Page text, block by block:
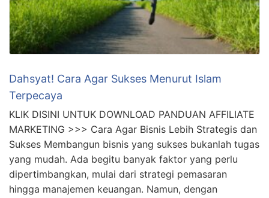
Dahsyat! Cara Agar Sukses Menurut Islam
Terpecaya
KLIK DISINI UNTUK DOWNLOAD PANDUAN AFFILIATE